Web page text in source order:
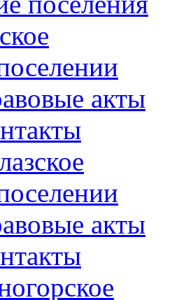
акты
акты